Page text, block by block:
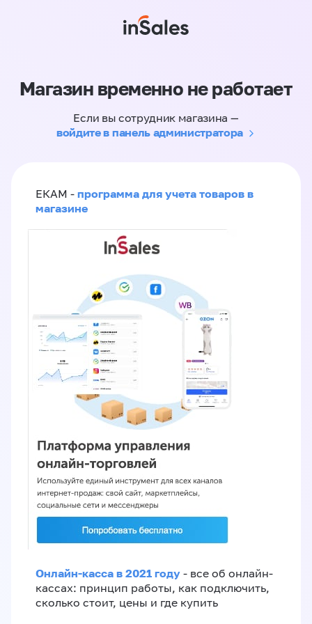
Магазин временно не работает
Если вы сотрудник магазина —
войдите в панель администратора
ЕКАМ - программа для учета товаров в
магазине
Онлайн-касса в 2021 году - все об онлайн-
кассах: принцип работы, как подключить,
сколько стоит, цены и где купить